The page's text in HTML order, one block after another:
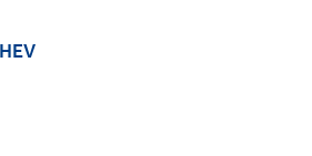
81 kW, Benzine, 5 deuren